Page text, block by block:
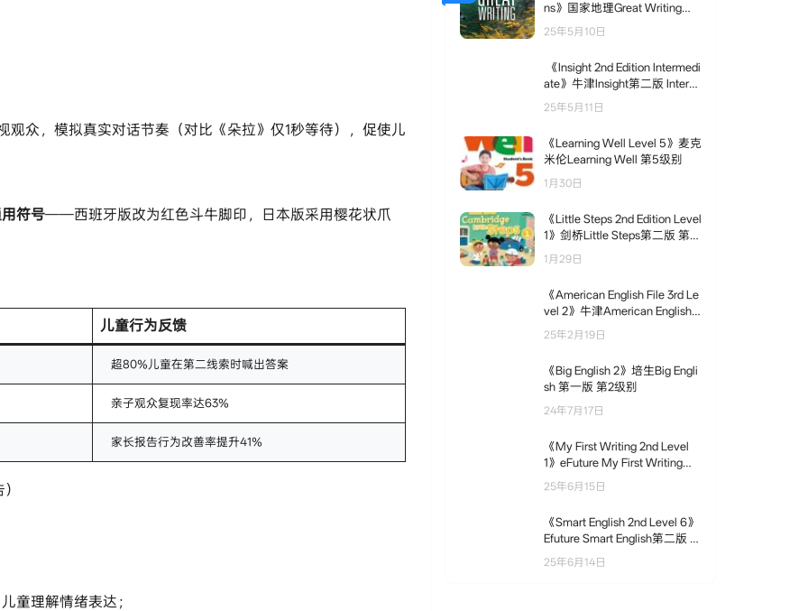
观众，模拟真实对话节奏（对比《朵拉》仅1秒等待），促使儿
符号​​——西班牙版改为红色斗牛脚印，日本版采用樱花状爪
​儿童行为反馈​
超80%儿童在第二线索时喊出答案
亲子观众复现率达63%
家长报告行为改善率提升41%
童理解情绪表达；
ns》国家地理Great Writing写
作教材 第五版 Foundations级
25年5月10日
《Insight 2nd Edition Intermedi
ate》牛津Insight第二版 Interm
ediate级别
25年5月11日
《Learning Well Level 5》麦克
米伦Learning Well 第5级别
1月30日
《Little Steps 2nd Edition Level
1》剑桥Little Steps第二版 第1
级别
1月29日
《American English File 3rd Le
vel 2》牛津American English F
ile第三版 第2级别
25年2月19日
《Big English 2》培生Big Engli
sh 第一版 第2级别
24年7月17日
《My First Writing 2nd Level
1》eFuture My First Writing第
二版 第1级别
25年6月15日
《Smart English 2nd Level 6》
Efuture Smart English第二版 第
6级别
25年6月14日